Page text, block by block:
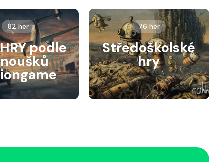
82 her
podle
76 her
Středoškolské
hry